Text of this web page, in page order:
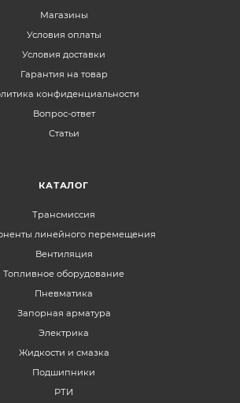
Магазины
Условия оплаты
Условия доставки
Гарантия на товар
конфиденциальности
Вопрос-ответ
Статьи
КАТАЛОГ
Трансмиссия
линейного перемещения
Вентиляция
Топливное оборудование
Пневматика
Запорная арматура
Электрика
Жидкости и смазка
Подшипники
РТИ